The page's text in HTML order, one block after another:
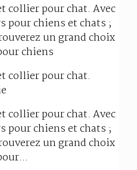
collier pour chat. Avec
pour chiens et chats ;
un grand choix
chiens
collier pour chat.
collier pour chat. Avec
pour chiens et chats ;
un grand choix